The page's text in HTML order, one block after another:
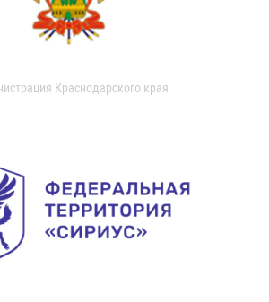
Краснодарского края